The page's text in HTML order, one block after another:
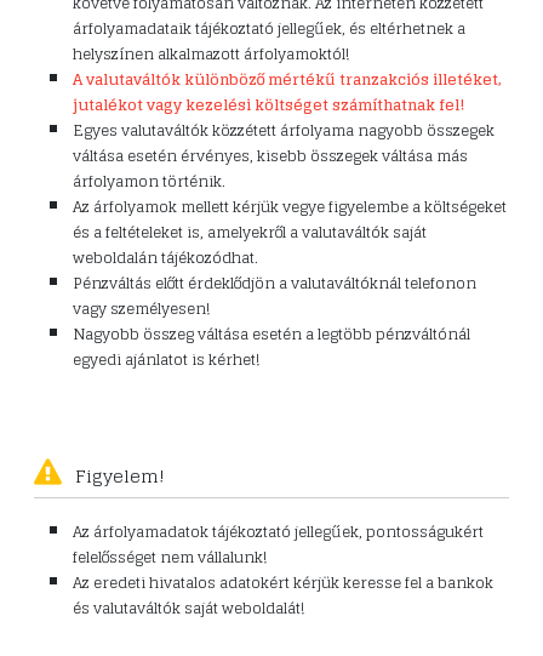
árfolyamadataik tájékoztató jellegűek, és eltérhetnek a
helyszínen alkalmazott árfolyamoktól!
A valutaváltók különböző mértékű tranzakciós illetéket,
jutalékot vagy kezelési költséget számíthatnak fel!
Egyes valutaváltók közzétett árfolyama nagyobb összegek
váltása esetén érvényes, kisebb összegek váltása más
árfolyamon történik.
Az árfolyamok mellett kérjük vegye figyelembe a költségeket
és a feltételeket is, amelyekről a valutaváltók saját
weboldalán tájékozódhat.
Pénzváltás előtt érdeklődjön a valutaváltóknál telefonon
vagy személyesen!
Nagyobb összeg váltása esetén a legtöbb pénzváltónál
egyedi ajánlatot is kérhet!
Figyelem!
Az árfolyamadatok tájékoztató jellegűek, pontosságukért
felelősséget nem vállalunk!
Az eredeti hivatalos adatokért kérjük keresse fel a bankok
és valutaváltók saját weboldalát!